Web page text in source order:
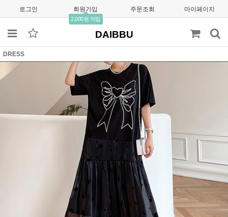
로그인 회원가입
2,000원 적립
주문조회 마이페이지
DAIBBU
DRESS